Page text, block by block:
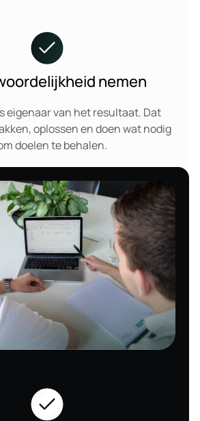
nemen
eigenaar van het resultaat. Dat
oplossen en doen wat nodig
doelen te behalen.